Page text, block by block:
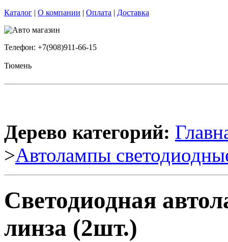
Каталог | О компании | Оплата | Доставка
Телефон: +7(908)911-66-15
Тюмень
Дерево категорий:
>Автолампы
Светодиодная
линза (2шт.)